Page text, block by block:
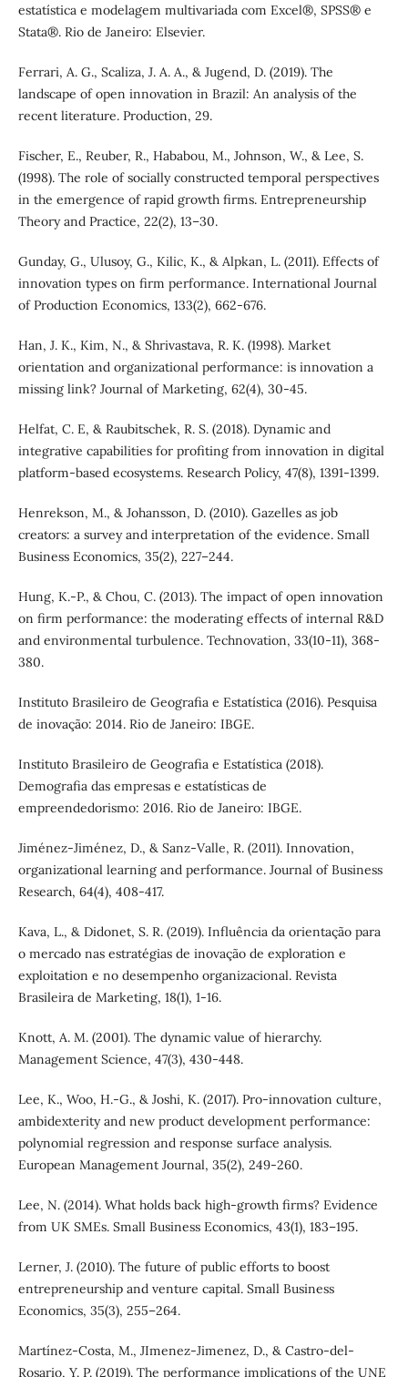
estatística e modelagem multivariada com Excel®, SPSS® e
Stata®. Rio de Janeiro: Elsevier.
Ferrari, A. G., Scaliza, J. A. A., & Jugend, D. (2019). The
landscape of open innovation in Brazil: An analysis of the
recent literature. Production, 29.
Fischer, E., Reuber, R., Hababou, M., Johnson, W., & Lee, S.
(1998). The role of socially constructed temporal perspectives
in the emergence of rapid growth firms. Entrepreneurship
Theory and Practice, 22(2), 13–30.
Gunday, G., Ulusoy, G., Kilic, K., & Alpkan, L. (2011). Effects of
innovation types on firm performance. International Journal
of Production Economics, 133(2), 662-676.
Han, J. K., Kim, N., & Shrivastava, R. K. (1998). Market
orientation and organizational performance: is innovation a
missing link? Journal of Marketing, 62(4), 30-45.
Helfat, C. E, & Raubitschek, R. S. (2018). Dynamic and
integrative capabilities for profiting from innovation in digital
platform-based ecosystems. Research Policy, 47(8), 1391-1399.
Henrekson, M., & Johansson, D. (2010). Gazelles as job
creators: a survey and interpretation of the evidence. Small
Business Economics, 35(2), 227–244.
Hung, K.-P., & Chou, C. (2013). The impact of open innovation
on firm performance: the moderating effects of internal R&D
and environmental turbulence. Technovation, 33(10-11), 368-
380.
Instituto Brasileiro de Geografia e Estatística (2016). Pesquisa
de inovação: 2014. Rio de Janeiro: IBGE.
Instituto Brasileiro de Geografia e Estatística (2018).
Demografia das empresas e estatísticas de
empreendedorismo: 2016. Rio de Janeiro: IBGE.
Jiménez-Jiménez, D., & Sanz-Valle, R. (2011). Innovation,
organizational learning and performance. Journal of Business
Research, 64(4), 408-417.
Kava, L., & Didonet, S. R. (2019). Influência da orientação para
o mercado nas estratégias de inovação de exploration e
exploitation e no desempenho organizacional. Revista
Brasileira de Marketing, 18(1), 1-16.
Knott, A. M. (2001). The dynamic value of hierarchy.
Management Science, 47(3), 430-448.
Lee, K., Woo, H.-G., & Joshi, K. (2017). Pro-innovation culture,
ambidexterity and new product development performance:
polynomial regression and response surface analysis.
European Management Journal, 35(2), 249-260.
Lee, N. (2014). What holds back high-growth firms? Evidence
from UK SMEs. Small Business Economics, 43(1), 183–195.
Lerner, J. (2010). The future of public efforts to boost
entrepreneurship and venture capital. Small Business
Economics, 35(3), 255–264.
Martínez-Costa, M., JImenez-Jimenez, D., & Castro-del-
Rosario, Y. P. (2019). The performance implications of the UNE